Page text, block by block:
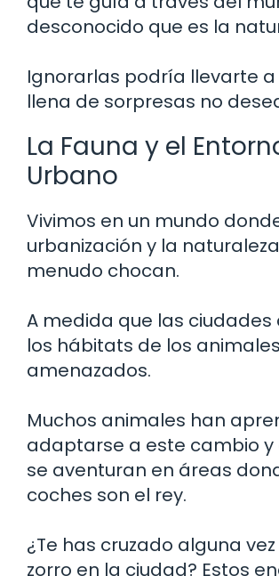
desconocido que es la
Ignorarlas podría llevarte
llena de sorpresas no
La Fauna y el
Urbano
Vivimos en un mundo
urbanización y la
menudo chocan.
A medida que las ciudades
los hábitats de los
amenazados.
Muchos animales han
adaptarse a este cambio y
se aventuran en áreas
coches son el rey.
¿Te has cruzado alguna
zorro en la ciudad? Estos